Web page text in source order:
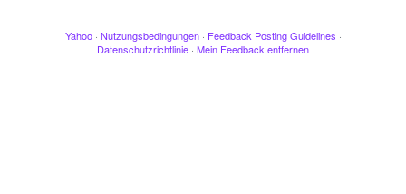
Yahoo · Nutzungsbedingungen · Feedback Posting Guidelines ·
Datenschutzrichtlinie · Mein Feedback entfernen